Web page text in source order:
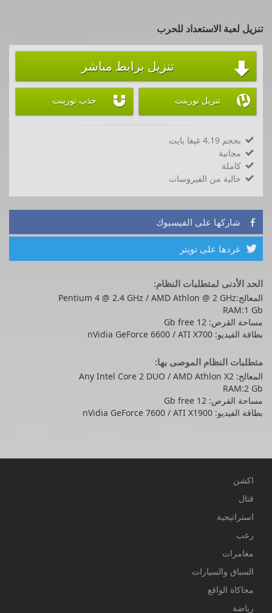
تنزيل لعبة الاستعداد للحرب
 تنزيل برابط مباشر
 تنزيل تورينت  جذب تورينت
 بحجم 4.19 غيغا بايت
 مجانية
 كاملة
 خالية من الفيروسات
 شاركها على الفيسبوك
 غردها على تويتر
الحد الأدنى لمتطلبات النظام:
المعالج:Pentium 4 @ 2.4 GHz / AMD Athlon @ 2 GHz
RAM:1 Gb
مساحة القرص: 12 Gb free
بطاقة الفيديو: nVidia GeForce 6600 / ATI X700
متطلبات النظام الموصى بها:
المعالج: Any Intel Core 2 DUO / AMD Athlon X2
RAM:2 Gb
مساحة القرص: 12 Gb free
بطاقة الفيديو: nVidia GeForce 7600 / ATI X1900
اكشن
قتال
استراتيجية
رعب
مغامرات
السباق والسيارات
محاكاة الواقع
رياضة